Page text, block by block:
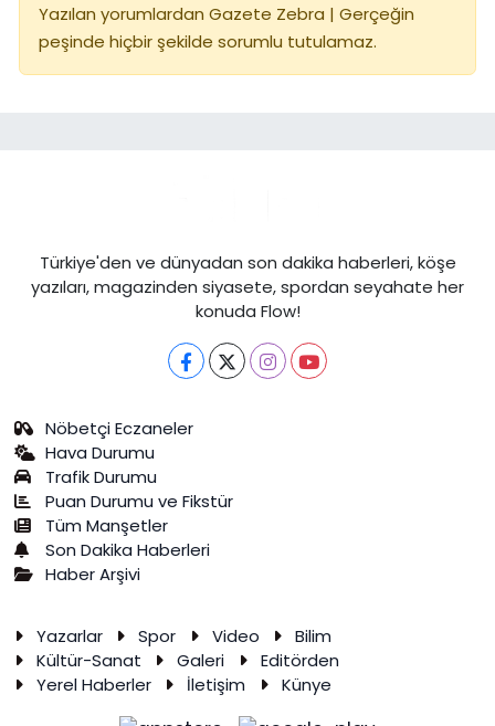
Yazılan yorumlardan Gazete Zebra | Gerçeğin
peşinde hiçbir şekilde sorumlu tutulamaz.
Türkiye'den ve dünyadan son dakika haberleri, köşe
yazıları, magazinden siyasete, spordan seyahate her
konuda Flow!
Nöbetçi Eczaneler
Hava Durumu
Trafik Durumu
Puan Durumu ve Fikstür
Tüm Manşetler
Son Dakika Haberleri
Haber Arşivi
Yazarlar Spor Video
Bilim
Kültür-Sanat
Galeri
Editörden
Yerel Haberler
İletişim Künye